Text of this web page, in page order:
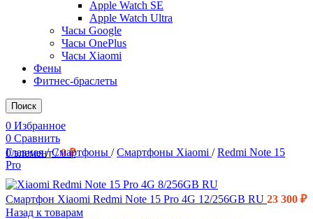
Apple Watch SE
Apple Watch Ultra
Часы Google
Часы OnePlus
Часы Xiaomi
Фены
Фитнес-браслеты
Поиск
0 Избранное
0 Сравнить
0элемент / 0₽
Главная/ Смартфоны / Смартфоны Xiaomi / Redmi Note 15
Pro
Смартфон Xiaomi Redmi Note 15 Pro 4G 12/256GB RU 23 300 ₽
Назад к товарам